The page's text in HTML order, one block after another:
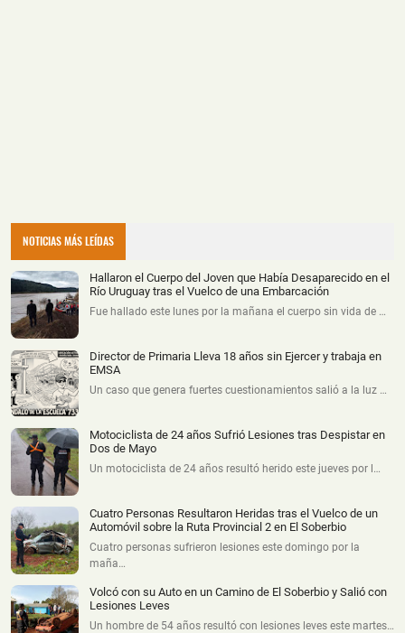
NOTICIAS MÁS LEÍDAS
Hallaron el Cuerpo del Joven que Había Desaparecido en el
Río Uruguay tras el Vuelco de una Embarcación
Fue hallado este lunes por la mañana el cuerpo sin vida de …
Director de Primaria Lleva 18 años sin Ejercer y trabaja en
EMSA
Un caso que genera fuertes cuestionamientos salió a la luz …
Motociclista de 24 años Sufrió Lesiones tras Despistar en
Dos de Mayo
Un motociclista de 24 años resultó herido este jueves por l…
Cuatro Personas Resultaron Heridas tras el Vuelco de un
Automóvil sobre la Ruta Provincial 2 en El Soberbio
Cuatro personas sufrieron lesiones este domingo por la
maña…
Volcó con su Auto en un Camino de El Soberbio y Salió con
Lesiones Leves
Un hombre de 54 años resultó con lesiones leves este martes…